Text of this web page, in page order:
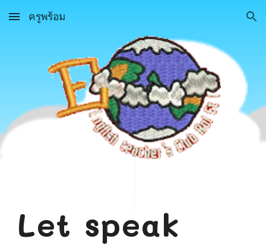
Skip to main content Skip to navigation
ครูพร้อม
Let speak